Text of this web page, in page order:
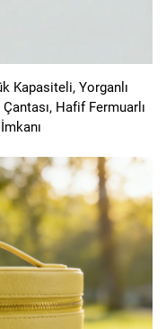
Kapasiteli, Yorganlı
Hafif Fermuarlı